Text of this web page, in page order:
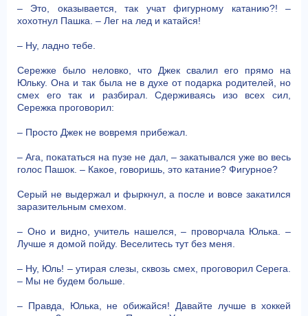
– Это, оказывается, так учат фигурному катанию?! –
хохотнул Пашка. – Лег на лед и катайся!
– Ну, ладно тебе.
Сережке было неловко, что Джек свалил его прямо на
Юльку. Она и так была не в духе от подарка родителей, но
смех его так и разбирал. Сдерживаясь изо всех сил,
Сережка проговорил:
– Просто Джек не вовремя прибежал.
– Ага, покататься на пузе не дал, – закатывался уже во весь
голос Пашок. – Какое, говоришь, это катание? Фигурное?
Серый не выдержал и фыркнул, а после и вовсе закатился
заразительным смехом.
– Оно и видно, учитель нашелся, – проворчала Юлька. –
Лучше я домой пойду. Веселитесь тут без меня.
– Ну, Юль! – утирая слезы, сквозь смех, проговорил Серега.
– Мы не будем больше.
– Правда, Юлька, не обижайся! Давайте лучше в хоккей